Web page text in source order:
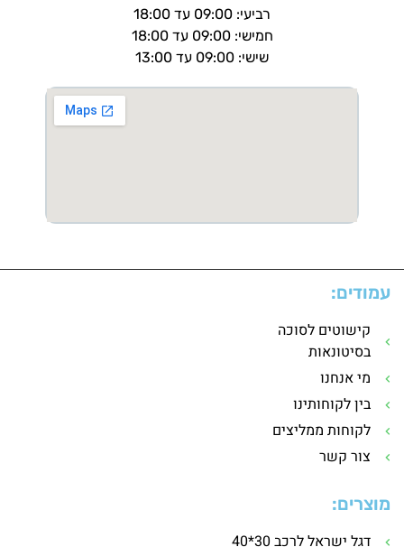
רביעי: 09:00 עד 18:00
חמישי: 09:00 עד 18:00
שישי: 09:00 עד 13:00
עמודים:
קישוטים לסוכה
בסיטונאות
מי אנחנו
בין לקוחותינו
לקוחות ממליצים
צור קשר
מוצרים:
דגל ישראל לרכב 30*40